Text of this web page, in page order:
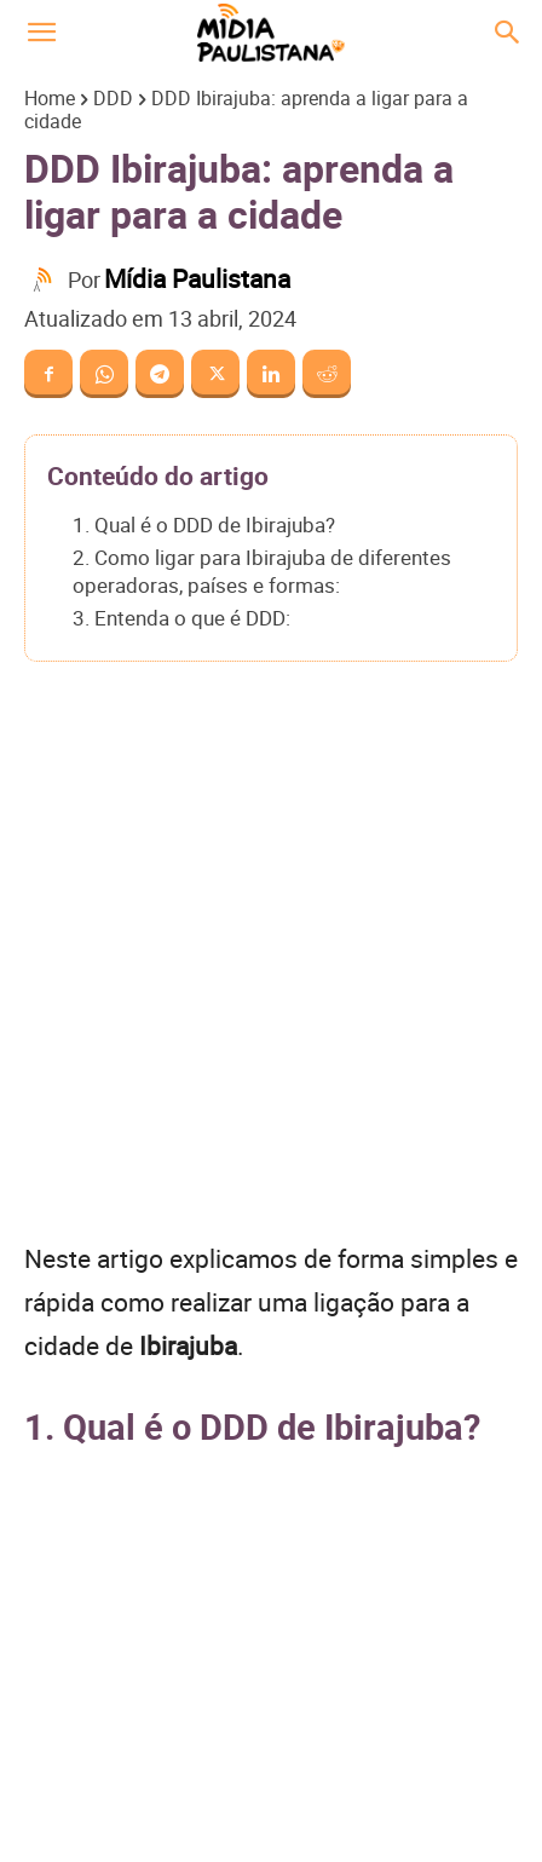
Home DDD
DDD Ibirajuba: aprenda a ligar para a
cidade
DDD Ibirajuba: aprenda a
ligar para a cidade
PorMídia Paulistana
Atualizado em 13 abril, 2024
Conteúdo do artigo
1. Qual é o DDD de Ibirajuba?
2. Como ligar para Ibirajuba de diferentes
operadoras, países e formas:
3. Entenda o que é DDD:
Neste artigo explicamos de forma simples e
rápida como realizar uma ligação para a
cidade de Ibirajuba.
1. Qual é o DDD de Ibirajuba?